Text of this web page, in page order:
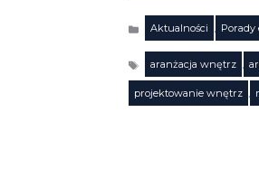
KategorieAktualności , Porady
aranżacja wnętrz ,
projektowanie wnętrz ,